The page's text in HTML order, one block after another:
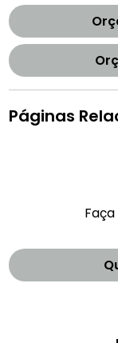
Páginas